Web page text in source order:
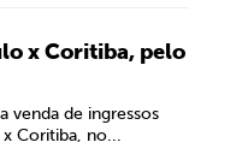
x Coritiba, pelo
venda de ingressos
Coritiba, no...